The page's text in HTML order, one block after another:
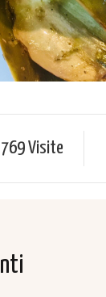
769 Visite